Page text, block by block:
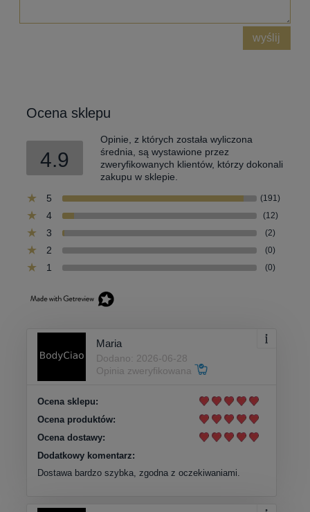
wyślij
Ocena sklepu
4.9
Opinie, z których została wyliczona
średnia, są wystawione przez
zweryfikowanych klientów, którzy dokonali
zakupu w sklepie.
5
(191)
4 (12)
3 (2)
2 (0)
1 (0)
Maria
Dodano: 2026-06-28
Opinia zweryfikowana
Ocena sklepu:
Ocena produktów:
Ocena dostawy:
Dodatkowy komentarz:
Dostawa bardzo szybka, zgodna z oczekiwaniami.